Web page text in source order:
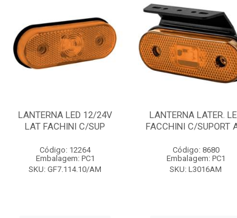
LANTERNA LED 12/24V
LAT FACHINI C/SUP
Código: 12264
Embalagem: PC1
SKU: GF7.114.10/AM
LANTERNA LATER.
FACCHINI C/SUPORT
Código: 8680
Embalagem: PC1
SKU: L3016AM